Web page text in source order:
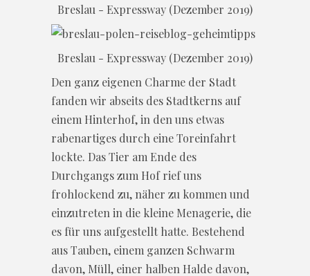
Breslau - Expressway (Dezember 2019)
Breslau - Expressway (Dezember 2019)
Den ganz eigenen Charme der Stadt
fanden wir abseits des Stadtkerns auf
einem Hinterhof, in den uns etwas
rabenartiges durch eine Toreinfahrt
lockte. Das Tier am Ende des
Durchgangs zum Hof rief uns
frohlockend zu, näher zu kommen und
einzutreten in die kleine Menagerie, die
es für uns aufgestellt hatte. Bestehend
aus Tauben, einem ganzen Schwarm
davon, Müll, einer halben Halde davon,